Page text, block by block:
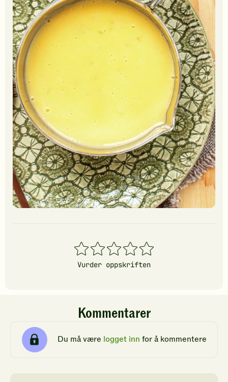
1
stjerner
2
stjerner
3
stjerner
4
stjerner
5
stjerner
Vurder oppskriften
Kommentarer
Du må være logget inn for å kommentere